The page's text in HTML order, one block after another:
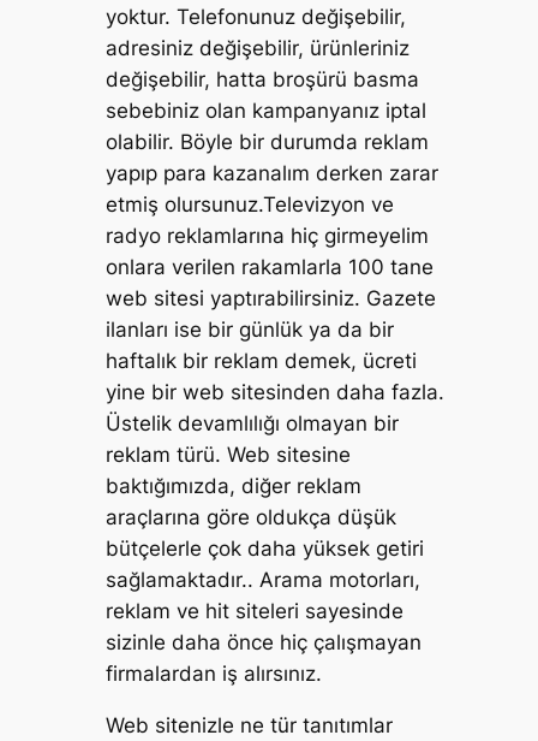
yoktur. Telefonunuz değişebilir,
adresiniz değişebilir, ürünleriniz
değişebilir, hatta broşürü basma
sebebiniz olan kampanyanız iptal
olabilir. Böyle bir durumda reklam
yapıp para kazanalım derken zarar
etmiş olursunuz.Televizyon ve
radyo reklamlarına hiç girmeyelim
onlara verilen rakamlarla 100 tane
web sitesi yaptırabilirsiniz. Gazete
ilanları ise bir günlük ya da bir
haftalık bir reklam demek, ücreti
yine bir web sitesinden daha fazla.
Üstelik devamlılığı olmayan bir
reklam türü. Web sitesine
baktığımızda, diğer reklam
araçlarına göre oldukça düşük
bütçelerle çok daha yüksek getiri
sağlamaktadır.. Arama motorları,
reklam ve hit siteleri sayesinde
sizinle daha önce hiç çalışmayan
firmalardan iş alırsınız.
Web sitenizle ne tür tanıtımlar